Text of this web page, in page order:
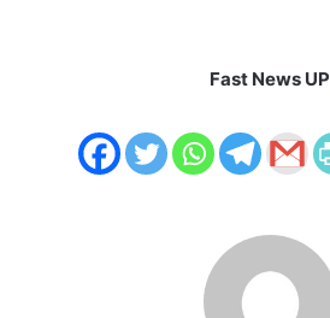
Fast News UP